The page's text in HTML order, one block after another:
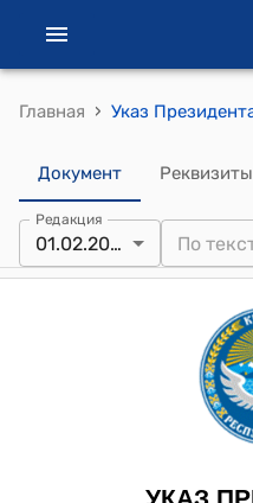
Главная ›
Документ Реквизиты
Редакция
01.02.2024